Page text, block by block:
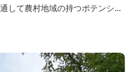
して農村地域の持つポテンシャ
メなど水生生物が生息し、初夏
や、約９０００本のあじさいが
策し、遠い昔に過ごした懐かし